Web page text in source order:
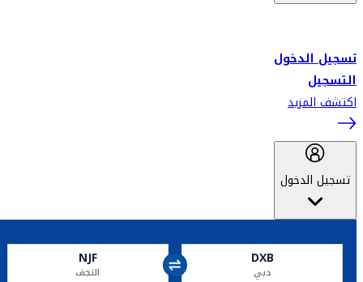
تسجيل الدخول
التسجيل
اكتشف المزيد
تسجيل الدخول
DXB
دبي
NJF
النجف